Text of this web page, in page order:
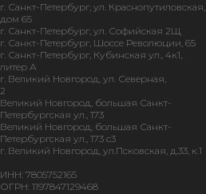
г. Санкт-Петербург, ул. Краснопутиловская,
дом 65
г. Санкт-Петербург, ул. Софийская 2Щ
г. Санкт-Петербург, Шоссе Революции, 65
г. Санкт-Петербург, Кубинская ул., 4к1,
литер А
г. Великий Новгород, ул. Северная,
2
Великий Новгород, большая Санкт-
Петербургская ул., 173
Великий Новгород, большая Санкт-
Петербургская ул., 173 с3
г. Великий Новгород, ул.Псковская, д.33, к.1
ИНН: 7805752165
ОГРН: 1197847129468